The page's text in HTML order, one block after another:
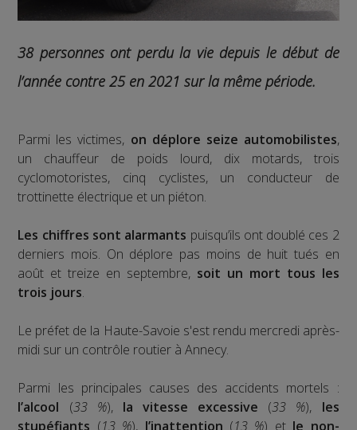
38 personnes ont perdu la vie depuis le début de
l’année contre 25 en 2021 sur la même période.
Parmi les victimes, on déplore seize automobilistes,
un chauffeur de poids lourd, dix motards, trois
cyclomotoristes, cinq cyclistes, un conducteur de
trottinette électrique et un piéton.
Les chiffres sont alarmants puisqu’ils ont doublé ces 2
derniers mois. On déplore pas moins de huit tués en
août et treize en septembre, soit un mort tous les
trois jours.
Le préfet de la Haute-Savoie s'est rendu mercredi après-
midi sur un contrôle routier à Annecy.
Parmi les principales causes des accidents mortels :
l’alcool (33 %),la vitesse excessive (33 %), les
stupéfiants (13 %), l’inattention (13 %) et le non-